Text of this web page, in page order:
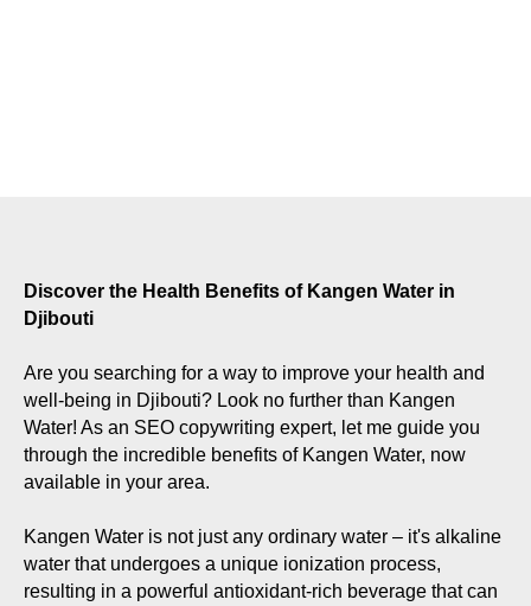
Discover the Health Benefits of Kangen Water in
Djibouti
Are you searching for a way to improve your health and
well-being in Djibouti? Look no further than Kangen
Water! As an SEO copywriting expert, let me guide you
through the incredible benefits of Kangen Water, now
available in your area.
Kangen Water is not just any ordinary water – it's alkaline
water that undergoes a unique ionization process,
resulting in a powerful antioxidant-rich beverage that can